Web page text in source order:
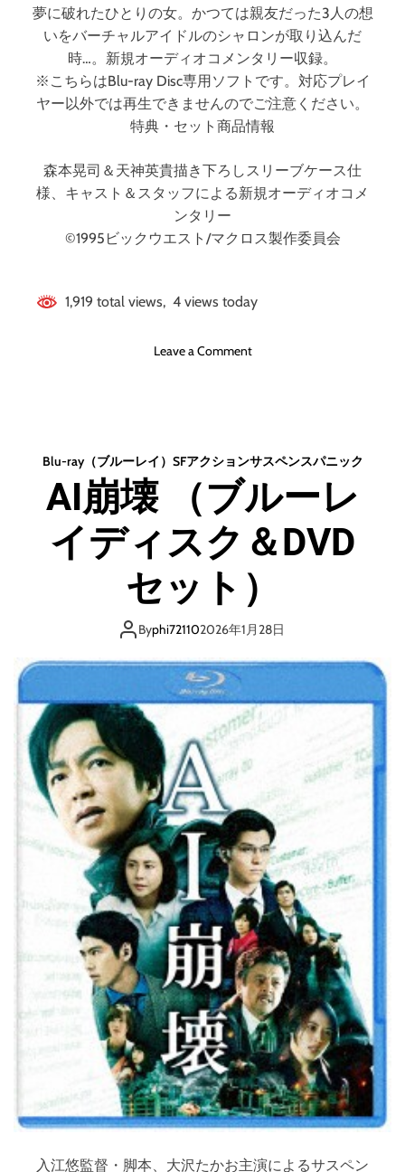
夢に破れたひとりの女。かつては親友だった3人の想
いをバーチャルアイドルのシャロンが取り込んだ
時…。新規オーディオコメンタリー収録。
※こちらはBlu-ray Disc専用ソフトです。対応プレイ
ヤー以外では再生できませんのでご注意ください。
特典・セット商品情報
森本晃司＆天神英貴描き下ろしスリーブケース仕
様、キャスト＆スタッフによる新規オーディオコメ
ンタリー
©1995ビックウエスト/マクロス製作委員会
1,919 total views, 4 views today
Leave a Commento
プ
ラ
ス
M
O
V
I
E
E
I
I
（
ル
ー
レ
イ
デ
ィ
ス
ク
）
Blu-ray（ブルーレイ） SFアクションサスペンスパニック
AI崩壊 （ブルーレ
イディスク＆DVD
セット）
Byphi721102026年1月28日
入江悠監督・脚本、大沢たかお主演によるサスペン